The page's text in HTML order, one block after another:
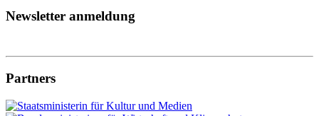
Newsletter anmeldung
Partners